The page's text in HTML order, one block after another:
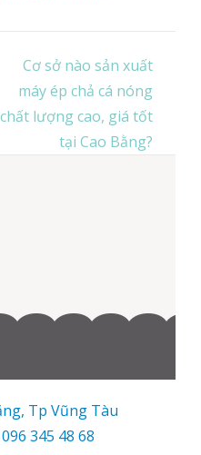
Cơ sở nào sản xuất
máy ép chả cá nóng
chất lượng cao, giá tốt
tại Cao Bằng?
Tp Vũng Tàu
096 345 48 68